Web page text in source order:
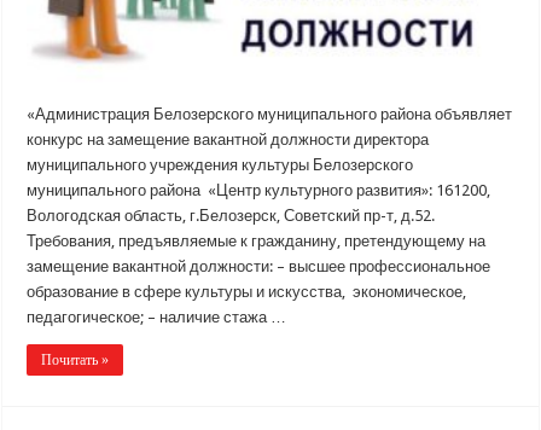
«Администрация Белозерского муниципального района объявляет
конкурс на замещение вакантной должности директора
муниципального учреждения культуры Белозерского
муниципального района «Центр культурного развития»: 161200,
Вологодская область, г.Белозерск, Советский пр-т, д.52.
Требования, предъявляемые к гражданину, претендующему на
замещение вакантной должности: – высшее профессиональное
образование в сфере культуры и искусства, экономическое,
педагогическое; – наличие стажа …
Почитать »